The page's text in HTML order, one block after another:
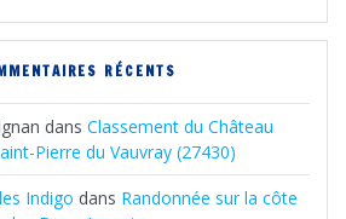
RÉCENTS
dans Classement du Château
Pierre du Vauvray (27430)
Indigo dans Randonnée sur la côte